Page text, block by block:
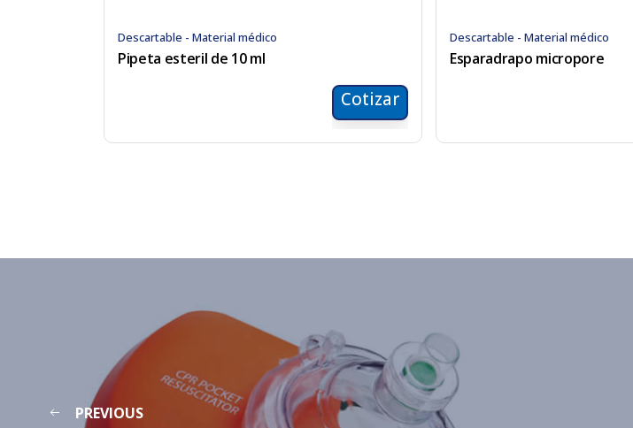
Descartable - Material médico
Pipeta esteril de 10 ml
Cotizar
Descartable - Material médico
Esparadrapo micropore
PREVIOUS